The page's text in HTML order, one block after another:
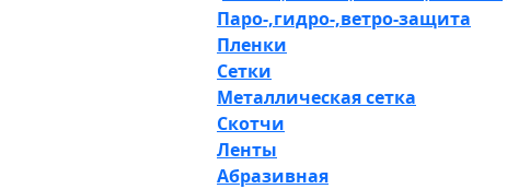
Паро-,гидро-,ветро-защита
Пленки
Сетки
Металлическая сетка
Скотчи
Ленты
Абразивная